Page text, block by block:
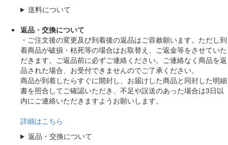
送料について
返品・交換について
・ご注文後の変更及び到着後の返品はご容赦願います。ただし到
着商品が破損・枯死等の場合はお取替え、ご返金等をさせていた
だきます。ご返品前に必ずご連絡ください。ご連絡なく商品を返
品された場合、お受付できませんのでご了承ください。
商品が到着したらすぐに開封し、お届けした商品と同封した明細
書を照合してご確認いただき、不足や誤送のあった場合は3日以
内にご連絡いただきますようお願いします。
詳細はこちら
返品・交換について